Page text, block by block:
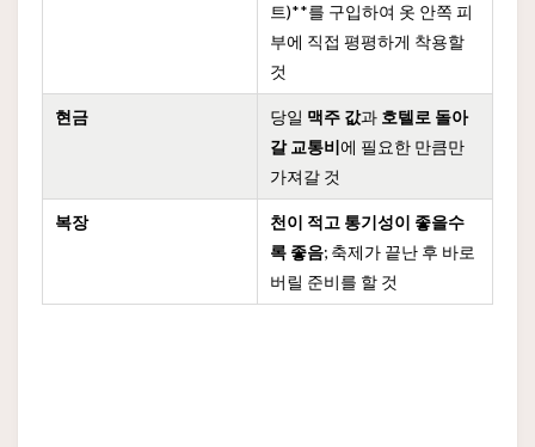
트)**를 구입하여 옷 안쪽 피
부에 직접 평평하게 착용할
것
현금 당일 맥주 값과 호텔로 돌아
갈 교통비에 필요한 만큼만
가져갈 것
복장
천이 적고 통기성이 좋을수
록 좋음; 축제가 끝난 후 바로
버릴 준비를 할 것